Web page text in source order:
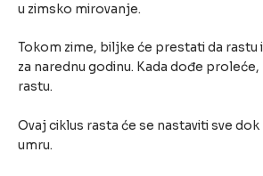
u zimsko mirovanje.
Tokom zime, biljke će prestati da rastu
za narednu godinu. Kada dođe proleće,
rastu.
Ovaj ciklus rasta će se nastaviti sve
umru.